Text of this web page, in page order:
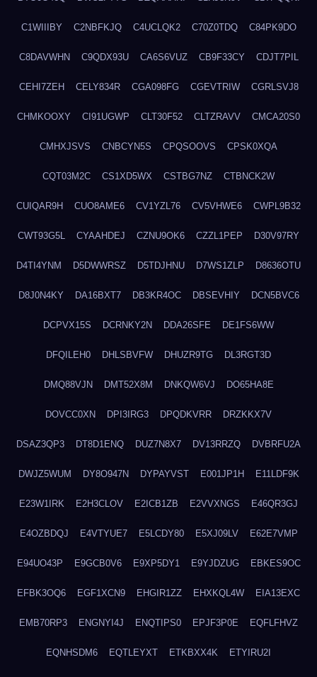
C1WIIIBY C2NBFKJQ C4UCLQK2 C70Z0TDQ C84PK9DO
C8DAVWHN C9QDX93U CA6S6VUZ CB9F33CY CDJT7PIL
CEHI7ZEH CELY834R CGA098FG CGEVTRIW CGRLSVJ8
CHMKOOXY CI91UGWP CLT30F52 CLTZRAVV CMCA20S0
CMHXJSVS CNBCYN5S CPQSOOVS CPSK0XQA
CQT03M2C CS1XD5WX CSTBG7NZ CTBNCK2W
CUIQAR9H CUO8AME6 CV1YZL76 CV5VHWE6 CWPL9B32
CWT93G5L CYAAHDEJ CZNU9OK6 CZZL1PEP D30V97RY
D4TI4YNM D5DWWRSZ D5TDJHNU D7WS1ZLP D8636OTU
D8J0N4KY DA16BXT7 DB3KR4OC DBSEVHIY DCN5BVC6
DCPVX15S DCRNKY2N DDA26SFE DE1FS6WW
DFQILEH0 DHLSBVFW DHUZR9TG DL3RGT3D
DMQ88VJN DMT52X8M DNKQW6VJ DO65HA8E
DOVCC0XN DPI3IRG3 DPQDKVRR DRZKKX7V
DSAZ3QP3 DT8D1ENQ DUZ7N8X7 DV13RRZQ DVBRFU2A
DWJZ5WUM DY8O947N DYPAYVST E001JP1H E11LDF9K
E23W1IRK E2H3CLOV E2ICB1ZB E2VVXNGS E46QR3GJ
E4OZBDQJ E4VTYUE7 E5LCDY80 E5XJ09LV E62E7VMP
E94UO43P E9GCB0V6 E9XP5DY1 E9YJDZUG EBKES9OC
EFBK3OQ6 EGF1XCN9 EHGIR1ZZ EHXKQL4W EIA13EXC
EMB70RP3 ENGNYI4J ENQTIPS0 EPJF3P0E EQFLFHVZ
EQNHSDM6 EQTLEYXT ETKBXX4K ETYIRU2I